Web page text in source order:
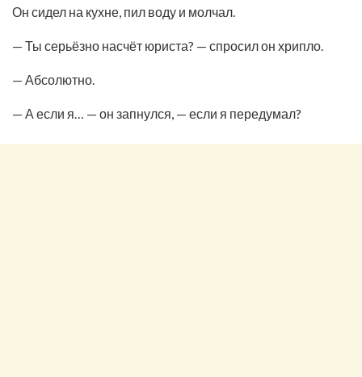
Он сидел на кухне, пил воду и молчал.
— Ты серьёзно насчёт юриста? — спросил он хрипло.
— Абсолютно.
— А если я… — он запнулся, — если я передумал?